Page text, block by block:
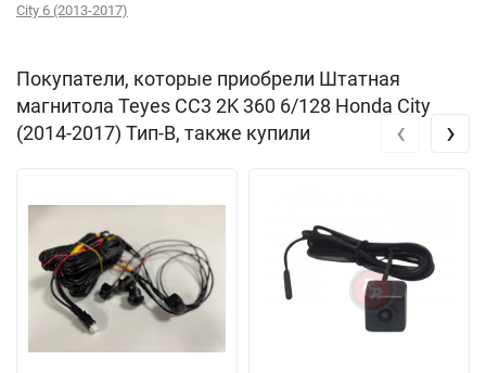
City 6 (2013-2017)
Покупатели, которые приобрели Штатная
магнитола Teyes CC3 2K 360 6/128 Honda City
(2014-2017) Тип-B, также купили
‹ ›